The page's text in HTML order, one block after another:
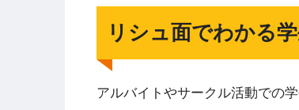
リシュ面でわかる
アルバイトやサークル活動での